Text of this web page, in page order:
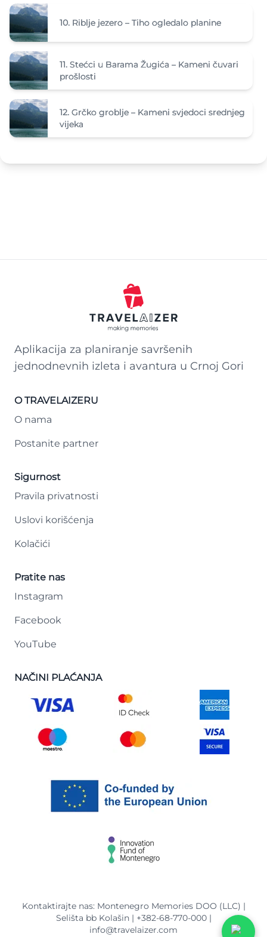
10. Riblje jezero – Tiho ogledalo planine
11. Stećci u Barama Žugića – Kameni čuvari
prošlosti
12. Grčko groblje – Kameni svjedoci srednjeg
vijeka
Aplikacija za planiranje savršenih
jednodnevnih izleta i avantura u Crnoj Gori
O TRAVELAIZERU
O nama
Postanite partner
Sigurnost
Pravila privatnosti
Uslovi korišćenja
Kolačići
Pratite nas
Instagram
Facebook
YouTube
NAČINI PLAĆANJA
Kontaktirajte nas: Montenegro Memories DOO (LLC) |
Selišta bb Kolašin | +382-68-770-000|
info@travelaizer.com